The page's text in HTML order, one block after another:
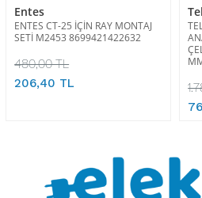
Telemecanique Sensors
TELEMECANIQUE SENSORS LİMİT
ANAHTARI MANİVELASI ZC2JY
MM 40..120 ° C 3389110323504
1.782,00 TL